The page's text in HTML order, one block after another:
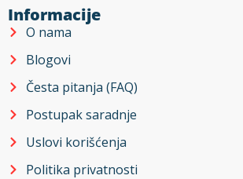
Informacije
O nama
Blogovi
Česta pitanja (FAQ)
Postupak saradnje
Uslovi korišćenja
Politika privatnosti